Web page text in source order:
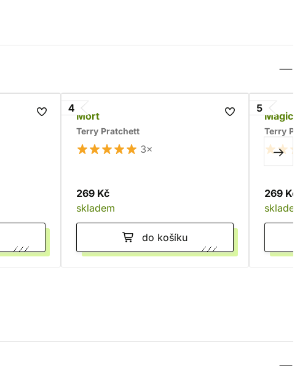
4
Mort
Terry Pratchett
3×
269 Kč
skladem
do košíku
5
Magický
Terry
269 Kč
skladem